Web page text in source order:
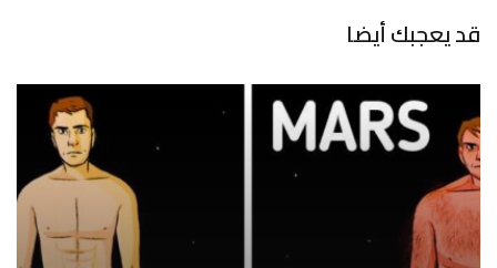
قد يعجبك أيضا